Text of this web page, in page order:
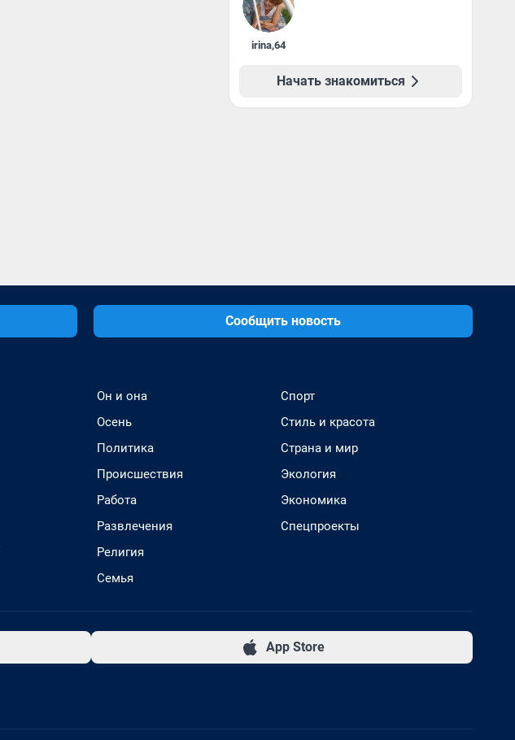
irina,64
Начать знакомиться
Сообщить новость
Он и она
Осень
Политика
Происшествия
Работа
Развлечения
Религия
Семья
Спорт
Стиль и красота
Страна и мир
Экология
Экономика
Спецпроекты
App Store